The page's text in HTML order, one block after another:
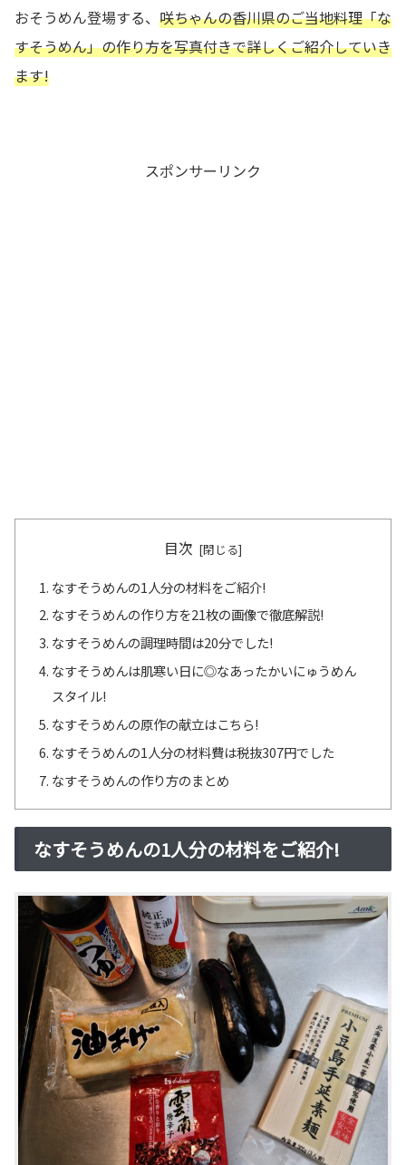
おそうめん登場する、 咲ちゃんの香川県のご当地料理「な
すそうめん」の作り方を写真付きで詳しくご紹介していき
ます!
スポンサーリンク
目次
なすそうめんの1人分の材料をご紹介!
なすそうめんの作り方を21枚の画像で徹底解説!
なすそうめんの調理時間は20分でした!
なすそうめんは肌寒い日に◎なあったかいにゅうめん
スタイル!
なすそうめんの原作の献立はこちら!
なすそうめんの1人分の材料費は税抜307円でした
なすそうめんの作り方のまとめ
なすそうめんの1人分の材料をご紹介!